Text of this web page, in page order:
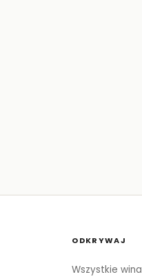
ODKRYWAJ
Wszystkie wina